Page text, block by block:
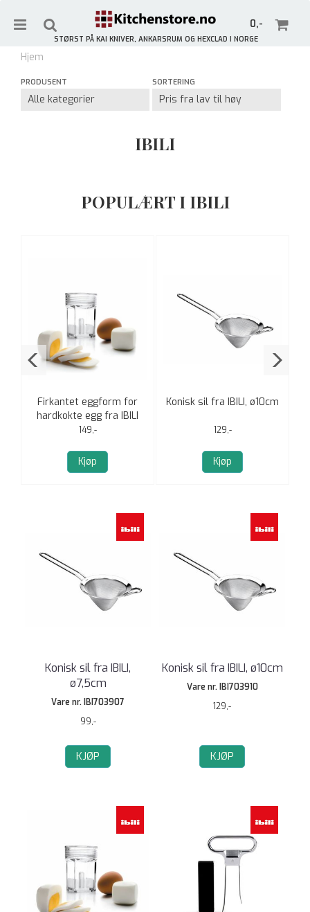
0,-
STØRST PÅ KAI KNIVER, ANKARSRUM OG HEXCLAD I NORGE
Meld deg på vårt nyhetsbrev og få 10% rabatt!
Gjelder ikke allerede rabatterte varer.
Hjem
PRODUSENT SORTERING
IBILI
POPULÆRT I IBILI
Firkantet eggform for
hardkokte egg fra IBILI
149,-
Kjøp
Konisk sil fra IBILI, ø10cm
129,-
Kjøp
Konisk sil fra IBILI,
ø7,5cm
Vare nr. IBI703907
99,-
KJØP
Konisk sil fra IBILI, ø10cm
Vare nr. IBI703910
129,-
KJØP